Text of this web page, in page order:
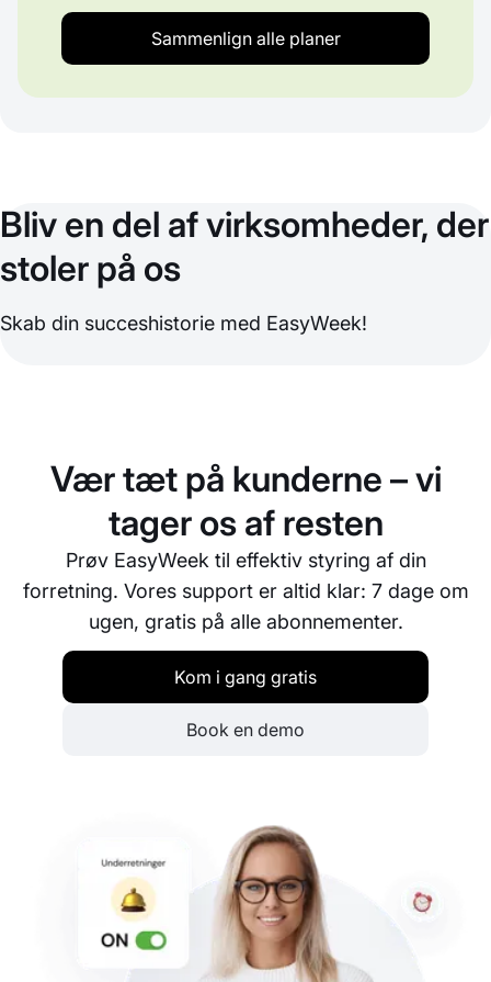
Sammenlign alle planer
Bliv en del af virksomheder, der
stoler på os
Skab din succeshistorie med EasyWeek!
Vær tæt på kunderne – vi
tager os af resten
Prøv EasyWeek til effektiv styring af din
forretning. Vores support er altid klar: 7 dage om
ugen, gratis på alle abonnementer.
Kom i gang gratis
Book en demo